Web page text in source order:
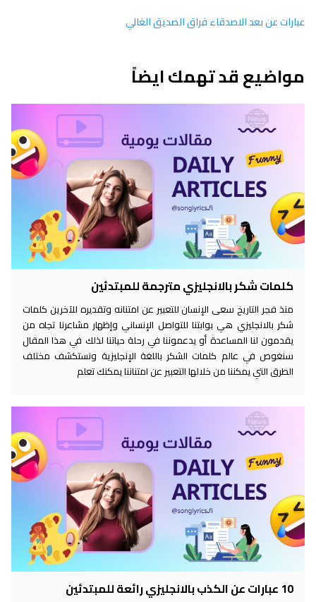
عبارات عن بعد الاصدقاء فراق الصديق الغالي
مواضيع قد تهمك ايضاً
كلمات شكر بالانجليزي مترجمة للمبتدئين
منذ فجر التاريخ سعى الإنسان للتعبير عن امتنانه وتقديره للآخرين كلمات
شكر بالانجليزي هي بوابتنا للتواصل الإنساني وإظهار مشاعرنا تجاه من
يقدمون لنا المساعدة أو يدعموننا في رحلة حياتنا لذلك في هذا المقال
سنغوص في عالم كلمات الشكر باللغة الإنجليزية ونستكشف مختلف
الطرق التي يمكننا من خلالها التعبير عن امتناننا يمكنك تعلم
10 عبارات عن الكذب بالانجليزي رائعة للمبتدئين